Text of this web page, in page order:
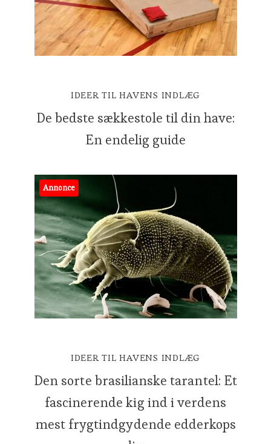
IDEER TIL HAVENS INDLÆG
De bedste sækkestole til din have:
En endelig guide
Annonce
IDEER TIL HAVENS INDLÆG
Den sorte brasilianske tarantel: Et
fascinerende kig ind i verdens
mest frygtindgydende edderkops